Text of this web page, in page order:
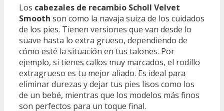
Los cabezales de recambio Scholl Velvet
Smooth son como la navaja suiza de los cuidados
de los pies. Tienen versiones que van desde lo
suave hasta lo extra grueso, dependiendo de
cómo esté la situación en tus talones. Por
ejemplo, si tienes callos muy marcados, el rodillo
extragrueso es tu mejor aliado. Es ideal para
eliminar durezas y dejar tus pies lisos como los
de un bebé, mientras que los modelos más finos
son perfectos para un toque final.